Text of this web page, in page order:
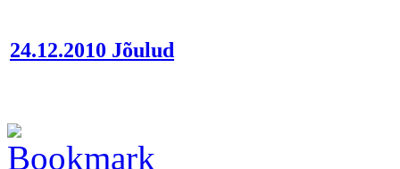
24.12.2010 Jõulud